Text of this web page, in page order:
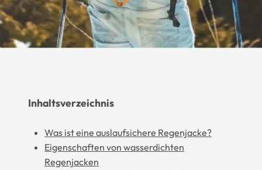
Inhaltsverzeichnis
Was ist eine auslaufsichere Regenjacke?
Eigenschaften von wasserdichten
Regenjacken